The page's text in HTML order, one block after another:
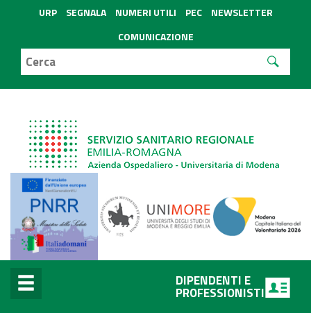
URP SEGNALA NUMERI UTILI PEC
NEWSLETTER
COMUNICAZIONE
DIPENDENTI E
PROFESSIONISTI